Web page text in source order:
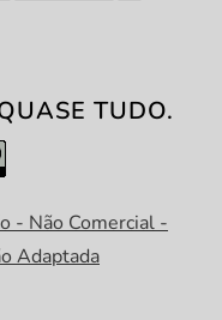
TUDO.
- Não Comercial -
Adaptada